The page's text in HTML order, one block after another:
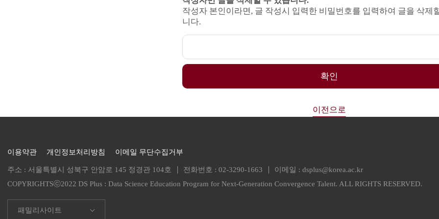
작성자 본인이라면, 글 작성시 입력한 비밀번호를 입력하여 글을 삭제
니다.
확인
이전으로
이용약관 개인정보처리방침 이메일 무단수집거부
주소 : 서울특별시 성북구 안암로 145 정경관 104호 전화번호 : 02-3290-1663 이메일 : dsplus@korea.ac.kr
COPYRIGHTSⓒ2022 DS Plus : Data Science Education Program for Next-Generation Convergence Talent. ALL RIGHTS RESERVED.
패밀리사이트